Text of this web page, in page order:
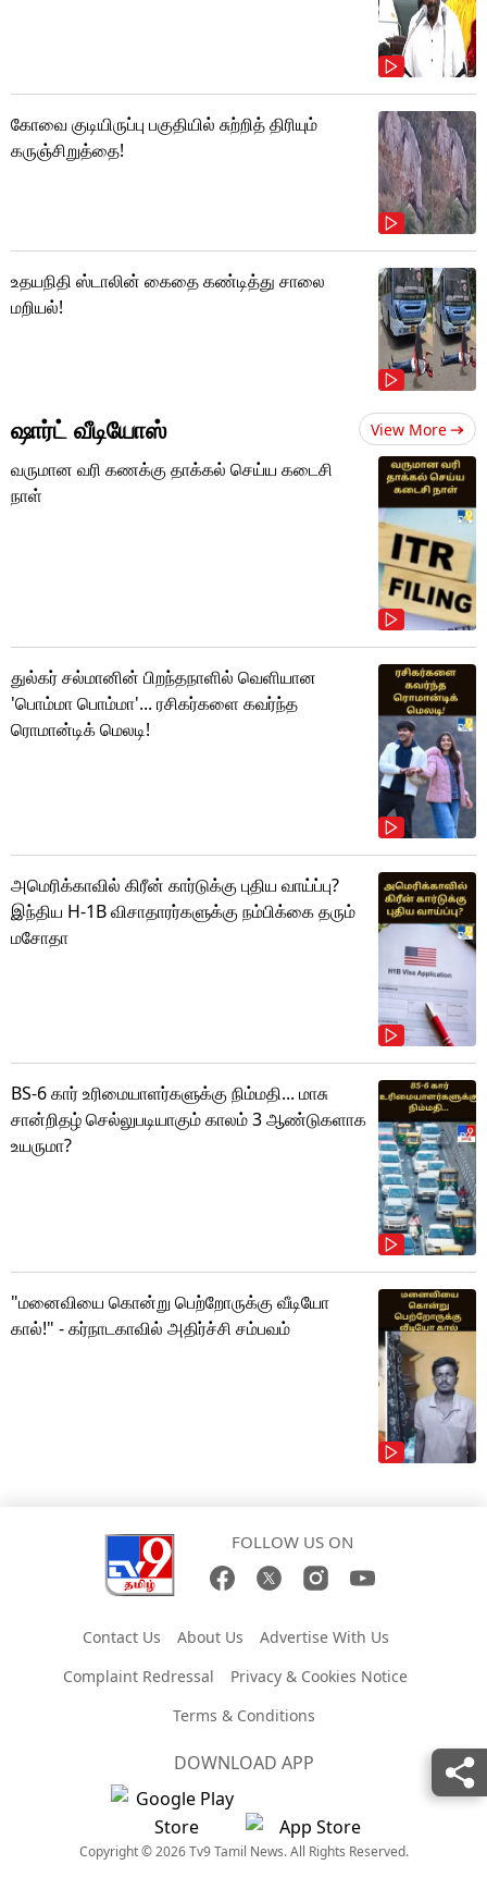
கோவை குடியிருப்பு பகுதியில் சுற்றித் திரியும்
கருஞ்சிறுத்தை!
உதயநிதி ஸ்டாலின் கைதை கண்டித்து சாலை
மறியல்!
ஷார்ட் வீடியோஸ் View More
வருமான வரி கணக்கு தாக்கல் செய்ய கடைசி
நாள்
துல்கர் சல்மானின் பிறந்தநாளில் வெளியான
'பொம்மா பொம்மா'... ரசிகர்களை கவர்ந்த
ரொமான்டிக் மெலடி!
அமெரிக்காவில் கிரீன் கார்டுக்கு புதிய வாய்ப்பு?
இந்திய H-1B விசாதாரர்களுக்கு நம்பிக்கை தரும்
மசோதா
BS-6 கார் உரிமையாளர்களுக்கு நிம்மதி... மாசு
சான்றிதழ் செல்லுபடியாகும் காலம் 3 ஆண்டுகளாக
உயருமா?
"மனைவியை கொன்று பெற்றோருக்கு வீடியோ
கால்!" - கர்நாடகாவில் அதிர்ச்சி சம்பவம்
FOLLOW US ON
Contact Us About Us
Advertise With Us
Complaint Redressal
Privacy & Cookies Notice
Terms & Conditions
DOWNLOAD APP
Copyright © 2026 Tv9 Tamil News. All Rights Reserved.